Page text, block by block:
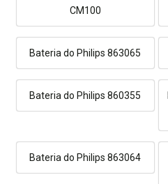
CM100
Bateria do Philips 863065
Bateria do Philips 860355
Bateria do Philips 863064